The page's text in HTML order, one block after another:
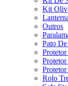
Kit
Outros
Pato
Rolo